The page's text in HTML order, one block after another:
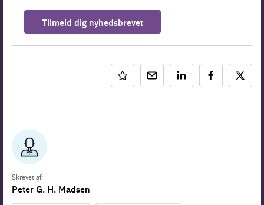
Tilmeld dig nyhedsbrevet
Skrevet af:
Peter G. H. Madsen